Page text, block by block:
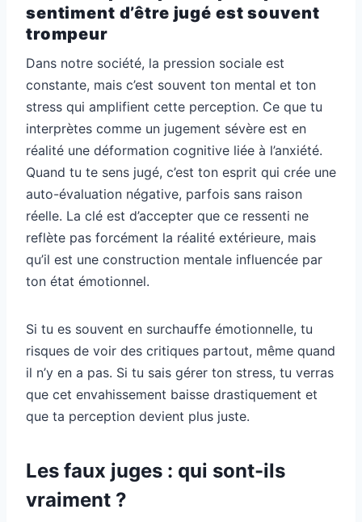
sentiment d’être jugé est souvent
trompeur
Dans notre société, la pression sociale est
constante, mais c’est souvent ton mental et ton
stress qui amplifient cette perception. Ce que tu
interprètes comme un jugement sévère est en
réalité une déformation cognitive liée à l’anxiété.
Quand tu te sens jugé, c’est ton esprit qui crée une
auto-évaluation négative, parfois sans raison
réelle. La clé est d’accepter que ce ressenti ne
reflète pas forcément la réalité extérieure, mais
qu’il est une construction mentale influencée par
ton état émotionnel.
Si tu es souvent en surchauffe émotionnelle, tu
risques de voir des critiques partout, même quand
il n’y en a pas. Si tu sais gérer ton stress, tu verras
que cet envahissement baisse drastiquement et
que ta perception devient plus juste.
Les faux juges : qui sont-ils
vraiment ?